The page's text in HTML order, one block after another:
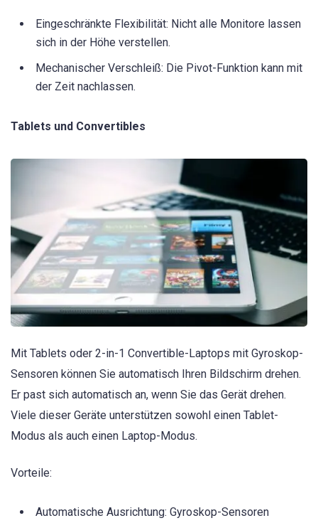
Eingeschränkte Flexibilität: Nicht alle Monitore lassen
sich in der Höhe verstellen.
Mechanischer Verschleiß: Die Pivot-Funktion kann mit
der Zeit nachlassen.
Tablets und Convertibles
Mit Tablets oder 2-in-1 Convertible-Laptops mit Gyroskop-
Sensoren können Sie automatisch Ihren Bildschirm drehen.
Er past sich automatisch an, wenn Sie das Gerät drehen.
Viele dieser Geräte unterstützen sowohl einen Tablet-
Modus als auch einen Laptop-Modus.
Vorteile:
Automatische Ausrichtung: Gyroskop-Sensoren